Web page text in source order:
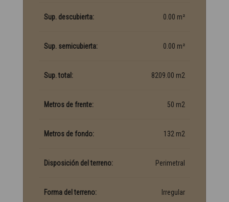
Sup. descubierta: 0.00 m²
Sup. semicubierta: 0.00 m²
Sup. total: 8209.00 m2
Metros de frente: 50 m2
Metros de fondo: 132 m2
Disposición del terreno: Perimetral
Forma del terreno: Irregular